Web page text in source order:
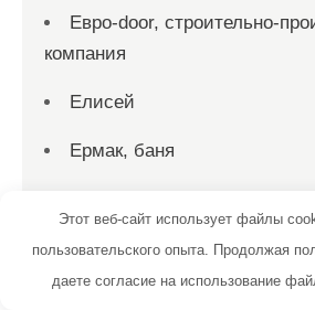
Евро-door, строительно-
компания
Елисей
Ермак, баня
Ершово, парк-отель
Этот веб-сайт использует файлы
пользовательского опыта. Продолжая
даете согласие на использование